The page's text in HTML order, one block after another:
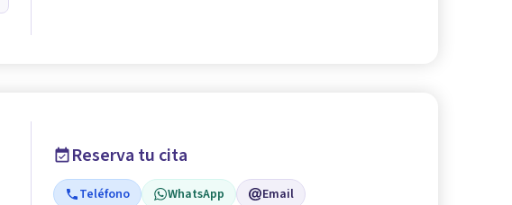
Reserva tu cita
Teléfono WhatsApp Email